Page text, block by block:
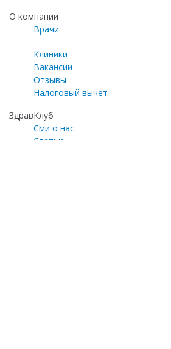
О компании
Врачи
Клиники
Вакансии
Отзывы
Налоговый вычет
ЗдравКлуб
Сми о нас
Статьи